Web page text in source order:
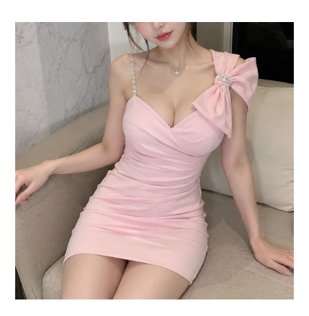
› 他店との待遇の比較
› 他店との送りの比較
› VIVIDCREW十三本店
› VIVIDCREW梅田堂山店
› Madame 2nd virgin 十三
› VIVIDCREWマダム梅田店
› VIVIDCREW Pink Party Paradise
お給料・待遇・環境
› 最低時給5,000円保証
› 完全自由出勤制